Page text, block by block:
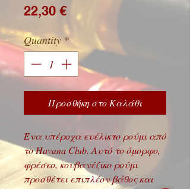
22,30 €Price
Quantity*
Προσθήκη στο Καλάθι
Ένα υπέροχα ευέλικτο ρούμι από
το Havana Club. Αυτό το όμορφο,
φρέσκο, κουβανέζικο ρούμι
προσθέτει επιπλέον βάθος και